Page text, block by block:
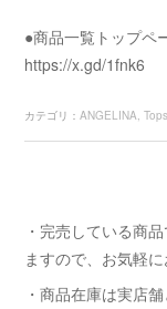
●商品一覧トップペ
https://x.gd/1fnk6
カテゴリ ：ANGELINA Tops
・完売している商
ますので、お気軽に
・商品在庫は実店